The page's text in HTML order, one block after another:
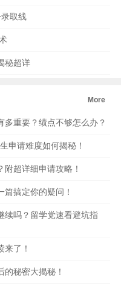
取线
秘超详
More
多重要？绩点不够怎么办？
申请难度如何揭秘！
超详细申请攻略！
搞定你的疑问！
续吗？留学党速看避坑指
了！
秘密大揭秘！